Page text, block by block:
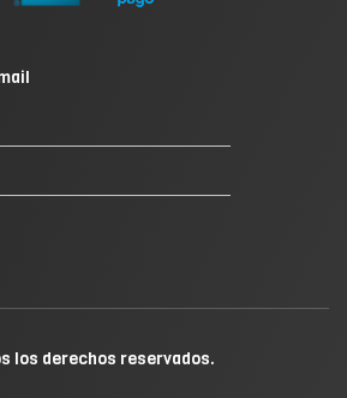
los derechos reservados.